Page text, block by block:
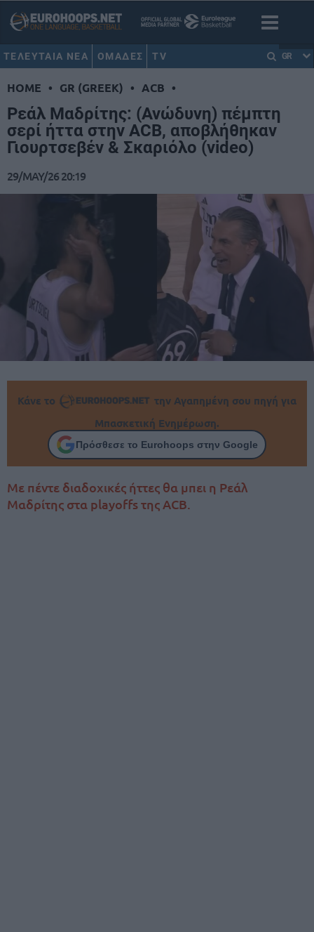
ΤΕΛΕΥΤΑΙΑ ΝΕΑ ΟΜΑΔΕΣ TV GR
HOME • GR (GREEK) • ACB •
Ρεάλ Μαδρίτης: (Ανώδυνη) πέμπτη
σερί ήττα στην ACB, αποβλήθηκαν
Γιουρτσεβέν & Σκαριόλο (video)
29/MAY/26 20:19
Κάνε το
την Αγαπημένη σου πηγή για
Μπασκετική Ενημέρωση.
Πρόσθεσε το Eurohoops στην Google
Με πέντε διαδοχικές ήττες θα μπει η Ρεάλ
Μαδρίτης στα playoffs της ACB.